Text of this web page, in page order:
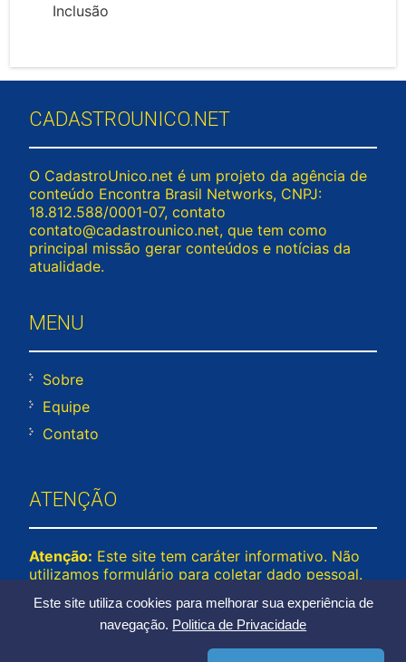
Este site utiliza cookies para melhorar sua experiência de
navegação. Politica de Privacidade
Inclusão
CADASTROUNICO.NET
O CadastroUnico.net é um projeto da agência de
conteúdo Encontra Brasil Networks, CNPJ:
18.812.588/0001-07, contato
contato@cadastrounico.net, que tem como
principal missão gerar conteúdos e notícias da
atualidade.
MENU
Sobre
Equipe
Contato
ATENÇÃO
Atenção: Este site tem caráter informativo. Não
utilizamos formulário para coletar dado pessoal.
nenhuma empresa ou programa citado no
conteúdo deste site. © 2026 cadastrounico.net –
Todos os direitos reservados.